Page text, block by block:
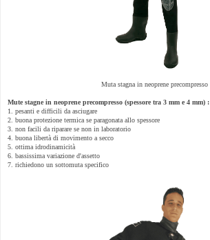
Muta stagna in neoprene precompresso
Mute stagne in neoprene precompresso (spessore tra 3 mm e 4 mm) :
1. pesanti e difficili da asciugare
2. buona protezione termica se paragonata allo spessore
3. non facili da riparare se non in laboratorio
4. buona libertà di movimento a secco
5. ottima idrodinamicità
6. bassissima variazione d'assetto
7. richiedono un sottomuta specifico